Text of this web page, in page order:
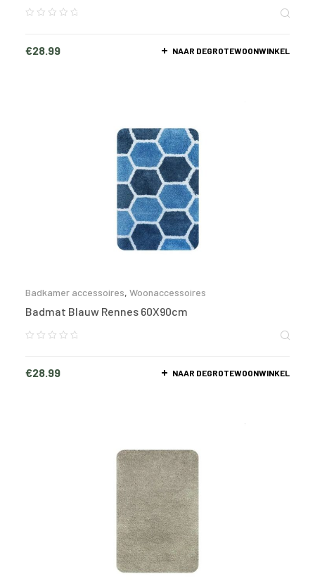
€28.99 NAAR DEGROTEWOONWINKEL
Badkamer accessoires, Woonaccessoires
Badmat Blauw Rennes 60X90cm
€28.99 NAAR DEGROTEWOONWINKEL